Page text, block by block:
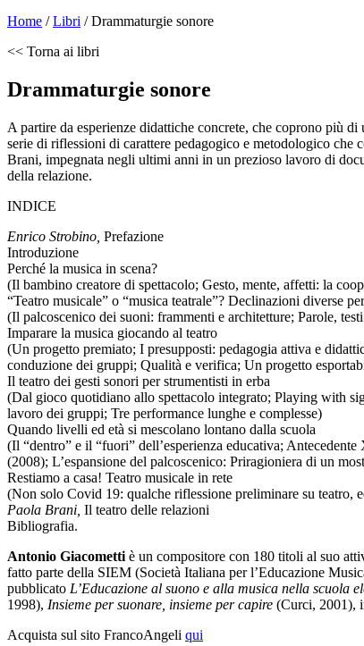
Home /Libri /Drammaturgie sonore
<< Torna ai libri
Drammaturgie sonore
A partire da esperienze didattiche concrete, che coprono più
serie di riflessioni di carattere pedagogico e metodologico
Brani, impegnata negli ultimi anni in un prezioso lavoro di
della relazione.
INDICE
Enrico Strobino, Prefazione
Introduzione
Perché la musica in scena?
(Il bambino creatore di spettacolo; Gesto, mente, affetti: la
“Teatro musicale” o “musica teatrale”? Declinazioni diverse
(Il palcoscenico dei suoni: frammenti e architetture; Parole,
Imparare la musica giocando al teatro
(Un progetto premiato; I presupposti: pedagogia attiva e
conduzione dei gruppi; Qualità e verifica; Un progetto
Il teatro dei gesti sonori per strumentisti in erba
(Dal gioco quotidiano allo spettacolo integrato; Playing with
lavoro dei gruppi; Tre performance lunghe e complesse)
Quando livelli ed età si mescolano lontano dalla scuola
(Il “dentro” e il “fuori” dell’esperienza educativa;
(2008); L’espansione del palcoscenico: Priragioniera di un
Restiamo a casa! Teatro musicale in rete
(Non solo Covid 19: qualche riflessione preliminare su teatro,
Paola Brani, Il teatro delle relazioni
Bibliografia.
Antonio Giacometti è un compositore con 180 titoli al suo
fatto parte della SIEM (Società Italiana per l’Educazione
pubblicato L’Educazione al suono e alla musica nella scuola
1998), Insieme per suonare, insieme per capire (Curci, 2001),
Acquista sul sito FrancoAngeli qui